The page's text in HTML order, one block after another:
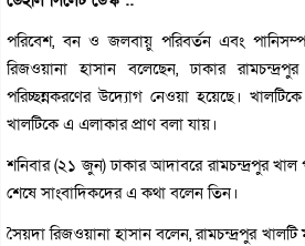
পরিবেশ, বন ও জলবায়ু পরিবর্তন এবং
রিজওয়ানা হাসান বলেছেন, ঢাকার
পরিচ্ছন্নকরণের উদ্যোগ নেওয়া হয়েছে।
খালটিকে এ এলাকার প্রাণ বলা যায়।
শনিবার (২১ জুন) ঢাকার আদাবরে রামচন্দ্রপুর খাল
শেষে সাংবাদিকদের এ কথা বলেন তিন।
সৈয়দা রিজওয়ানা হাসান বলেন, রামচন্দ্রপুর